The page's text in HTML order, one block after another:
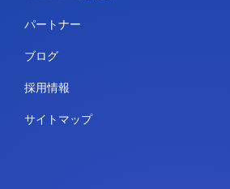
パートナー
ブログ
採用情報
サイトマップ